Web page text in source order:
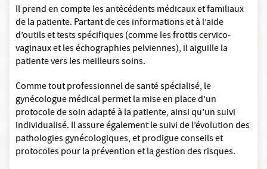
Il prend en compte les antécédents médicaux et familiaux
de la patiente. Partant de ces informations et à l’aide
d’outils et tests spécifiques (comme les frottis cervico-
vaginaux et les échographies pelviennes), il aiguille la
patiente vers les meilleurs soins.
Comme tout professionnel de santé spécialisé, le
gynécologue médical permet la mise en place d’un
protocole de soin adapté à la patiente, ainsi qu’un suivi
individualisé. Il assure également le suivi de l’évolution des
pathologies gynécologiques, et prodigue conseils et
protocoles pour la prévention et la gestion des risques.